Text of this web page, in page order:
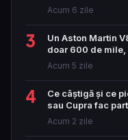
Acum 6 zile
3
Un Aston Martin
doar 600 de
Acum 5 zile
4
Ce câștigă și ce
sau Cupra fac
Acum 2 zile